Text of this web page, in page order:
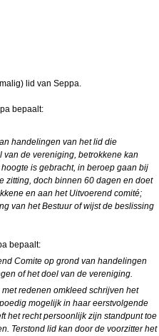
lid van Seppa.
bepaalt:
handelingen van het lid die
van de vereniging, betrokkene kan
is gebracht, in beroep gaan bij
zitting, doch binnen 60 dagen en doet
en aan het Uitvoerend comité;
van het Bestuur of wijst de beslissing
bepaalt:
Comite op grond van handelingen
of het doel van de vereniging.
redenen omkleed schrijven het
mogelijk in haar eerstvolgende
het recht persoonlijk zijn standpunt toe
Terstond lid kan door de voorzitter het